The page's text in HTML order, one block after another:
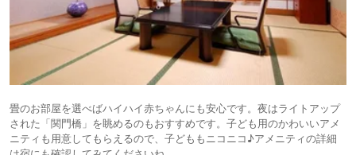
畳のお部屋を選べばハイハイ赤ちゃんにも安心です。夜はライトアップ
された「関門橋」を眺めるのもおすすめです。子ども用のかわいいアメ
ニティも用意してもらえるので、子どももニコニコ♪アメニティの詳細